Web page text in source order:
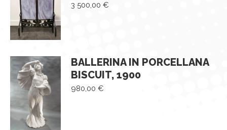
3 500,00 €
BALLERINA IN PORCELLANA
BISCUIT, 1900
980,00 €